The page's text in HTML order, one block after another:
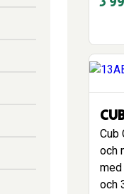
Cub
och
och